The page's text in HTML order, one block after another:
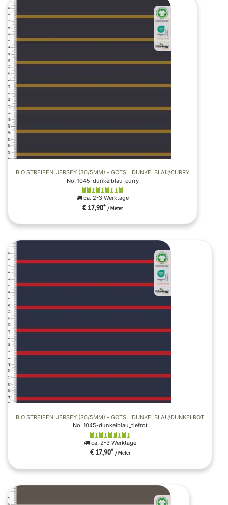
BIO STREIFEN-JERSEY (30/5MM) - GOTS - DUNKELBLAU/CURRY
No. 1045-dunkelblau_curry
ca. 2-3 Werktage
€ 17,90* / Meter
BIO STREIFEN-JERSEY (30/5MM) - GOTS - DUNKELBLAU/DUNKELROT
No. 1045-dunkelblau_tiefrot
ca. 2-3 Werktage
€ 17,90* / Meter